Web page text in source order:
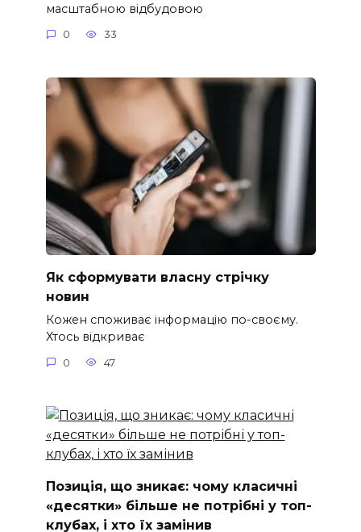
масштабною відбудовою
0 33
Як сформувати власну стрічку
новин
Кожен споживає інформацію по-своєму.
Хтось відкриває
0 47
Позиція, що зникає: чому класичні
«десятки» більше не потрібні у топ-
клубах, і хто їх замінив